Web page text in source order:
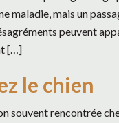
maladie, mais un
peuvent
[…]
le chien
souvent rencontrée